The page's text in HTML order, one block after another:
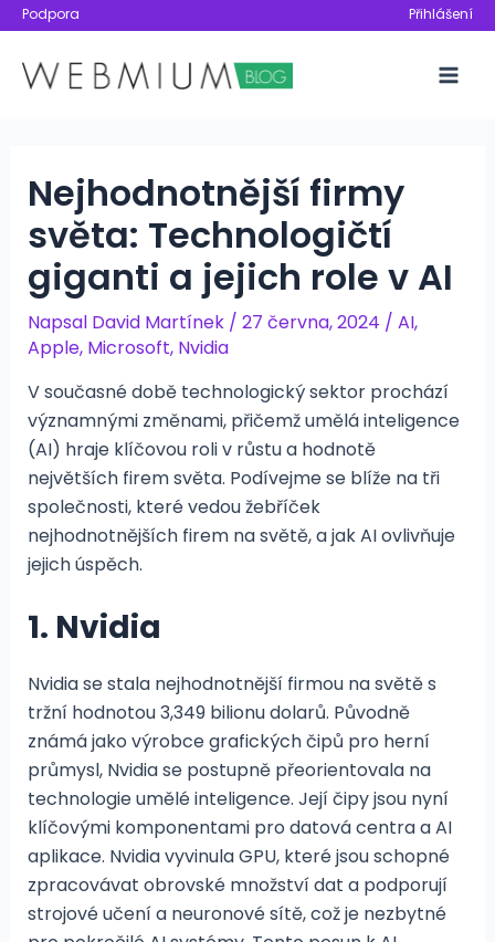
Přeskočit
obsah
Podpora Přihlášení
Nejhodnotnější firmy
světa: Technologičtí
giganti a jejich role v AI
Napsal David Martínek / 27 června, 2024 / AI,
Apple, Microsoft, Nvidia
V současné době technologický sektor prochází
významnými změnami, přičemž umělá inteligence
(AI) hraje klíčovou roli v růstu a hodnotě
největších firem světa. Podívejme se blíže na tři
společnosti, které vedou žebříček
nejhodnotnějších firem na světě, a jak AI ovlivňuje
jejich úspěch.
1. Nvidia
Nvidia se stala nejhodnotnější firmou na světě s
tržní hodnotou 3,349 bilionu dolarů. Původně
známá jako výrobce grafických čipů pro herní
průmysl, Nvidia se postupně přeorientovala na
technologie umělé inteligence. Její čipy jsou nyní
klíčovými komponentami pro datová centra a AI
aplikace. Nvidia vyvinula GPU, které jsou schopné
zpracovávat obrovské množství dat a podporují
strojové učení a neuronové sítě, což je nezbytné